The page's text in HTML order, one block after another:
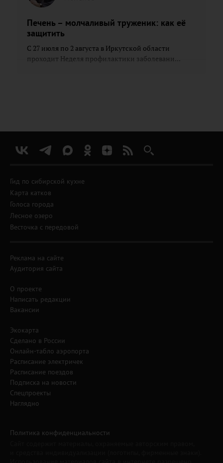
Печень – молчаливый труженик: как её
защитить
С 27 июля по 2 августа в Иркутской области
проходит Неделя профилактики заболевани...
Гид по сибирской кухне
Карта катков
Голоса города
Лесное озеро
Весточка с передовой
Реклама на сайте
Аудитория сайта
О проекте
Написать редакции
Вакансии
Экокарта
Сделано в России
Онлайн-табло аэропорта
Расписание электричек
Расписание поездов
Подписка на новости
Спецпроекты
Наглядно
Политика конфиденциальности